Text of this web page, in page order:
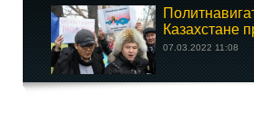
Казахстане
07.03.2022 11:08